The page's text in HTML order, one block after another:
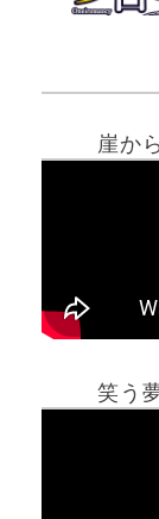
崖か
笑う